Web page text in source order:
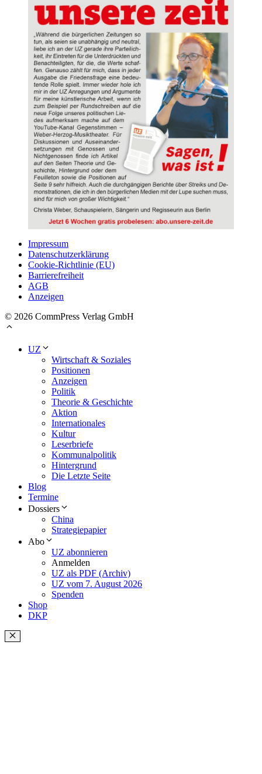
Impressum
Datenschutzerklärung
Cookie-Richtlinie (EU)
Barrierefreiheit
AGB
Anzeigen
© 2026 CommPress Verlag GmbH
UZ
Wirtschaft & Soziales
Positionen
Anzeigen
Politik
Theorie & Geschichte
Aktion
Internationales
Kultur
Leserbriefe
Kommunalpolitik
Hintergrund
Die Letzte Seite
Blog
Termine
Dossiers
China
Strategiepapier
Abo
UZ abonnieren
Anmelden
UZ als PDF (Archiv)
UZ vom 7. August 2026
Spenden
Shop
DKP
Schließen